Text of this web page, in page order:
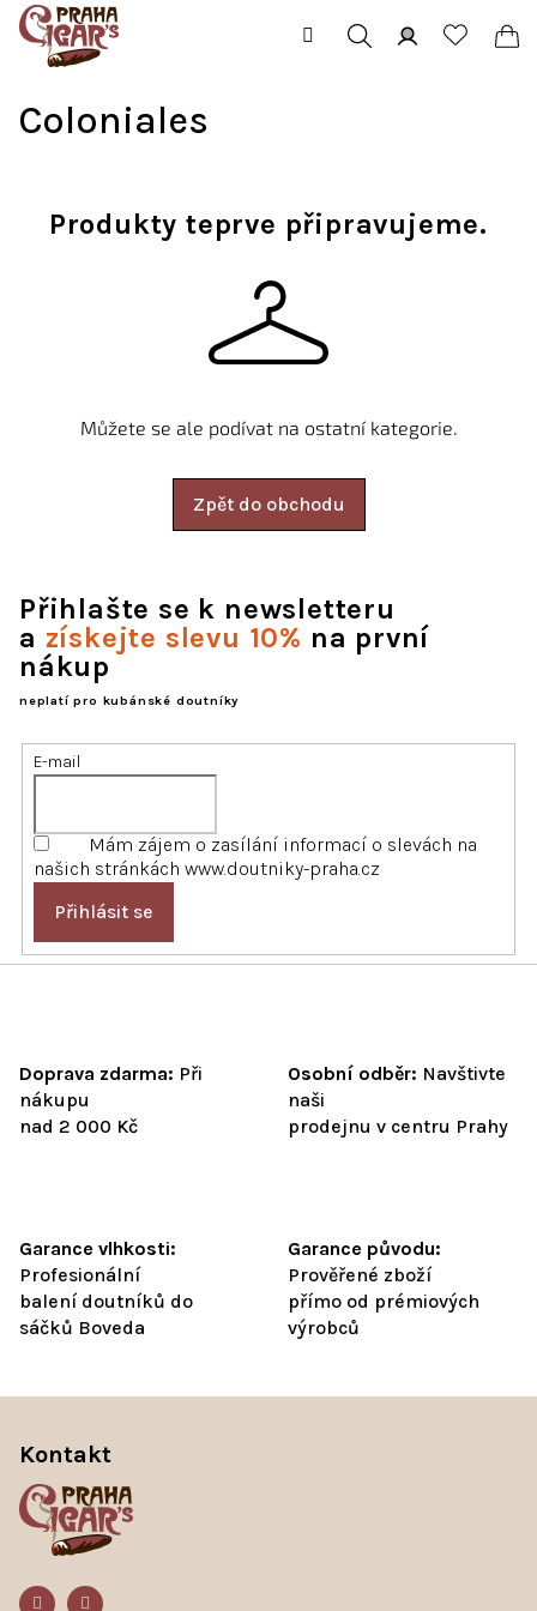
Přejít
Coloniales
Produkty teprve připravujeme.
Můžete se ale podívat na ostatní kategorie.
Zpět do obchodu
Přihlašte se k newsletteru
a získejte slevu 10% na první
nákup
neplatí pro kubánské doutníky
E-mail
Mám zájem o zasílání informací o slevách na
našich stránkách www.doutniky-praha.cz
Přihlásit se
Doprava zdarma: Při
nákupu
nad 2 000 Kč
Osobní odběr: Navštivte
naši
prodejnu v centru Prahy
Garance vlhkosti:
Profesionální
balení doutníků do
sáčků Boveda
Garance původu:
Prověřené zboží
přímo od prémiových
výrobců
Kontakt